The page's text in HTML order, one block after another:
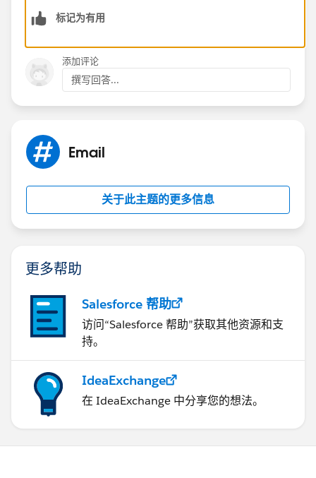
标记为有用
添加评论
撰写回答...
Email
关于此主题的更多信息
更多帮助
Salesforce 帮助
访问“Salesforce 帮助”获取其他资源和支
持。
IdeaExchange
在 IdeaExchange 中分享您的想法。